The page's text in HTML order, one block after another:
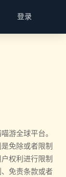
登录
游全球平台。
免除或者限制
权利进行限制
免责条款或者